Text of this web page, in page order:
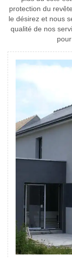
protection du
le désirez et nous
qualité de nos